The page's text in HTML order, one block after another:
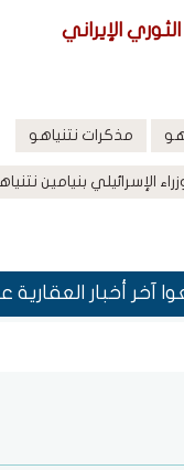
مذكرات نتنياهو
الإسرائيلي بنيامين
آخر أخبار